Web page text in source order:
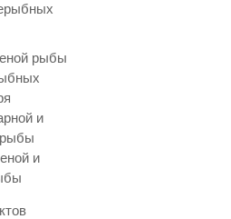
рыбы
и
и